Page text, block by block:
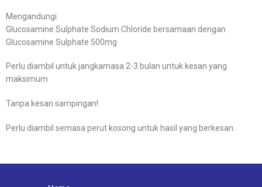
Mengandungi
Glucosamine Sulphate Sodium Chloride bersamaan dengan
Glucosamine Sulphate 500mg
Perlu diambil untuk jangkamasa 2-3 bulan untuk kesan yang
maksimum
Tanpa kesan sampingan!
Perlu diambil semasa perut kosong untuk hasil yang berkesan.